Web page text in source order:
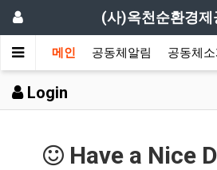
(사)옥천순환경제
메인 공동체알림 공동체소
Login
Have a Nice